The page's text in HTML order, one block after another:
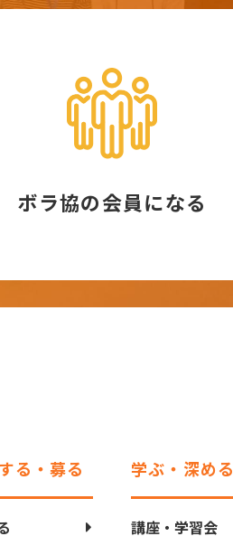
ボラ協の会員になる
る・募る 学ぶ・深める
講座・学習会